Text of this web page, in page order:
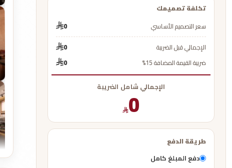
تكلفة تصميمك
سعر التصميم الأساسي
0
الإجمالي قبل الضريبة
0
ضريبة القيمة المضافة 15%
0
الإجمالي شامل الضريبة
0
طريقة الدفع
دفع المبلغ كامل